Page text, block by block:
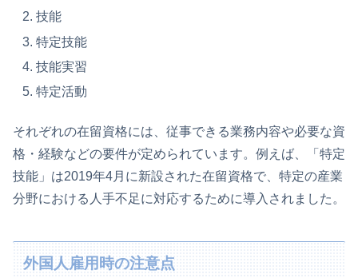
技能
特定技能
技能実習
特定活動
それぞれの在留資格には、従事できる業務内容や必要な資
格・経験などの要件が定められています。例えば、「特定
技能」は2019年4月に新設された在留資格で、特定の産業
分野における人手不足に対応するために導入されました。
外国人雇用時の注意点